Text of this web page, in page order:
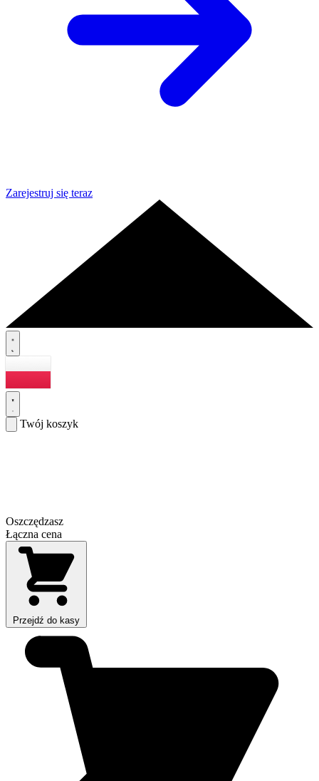
Zarejestruj się teraz
Twój koszyk
Oszczędzasz
Łączna cena
Przejdź do kasy